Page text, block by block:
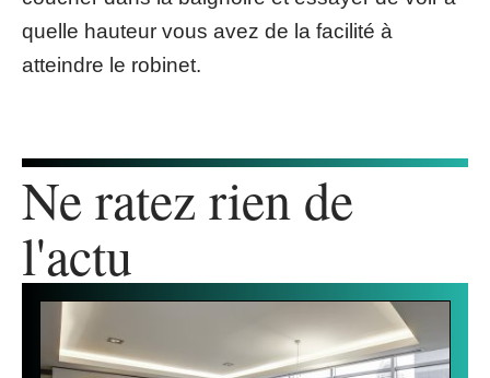
quelle hauteur vous avez de la facilité à
atteindre le robinet.
Ne ratez rien de
l'actu